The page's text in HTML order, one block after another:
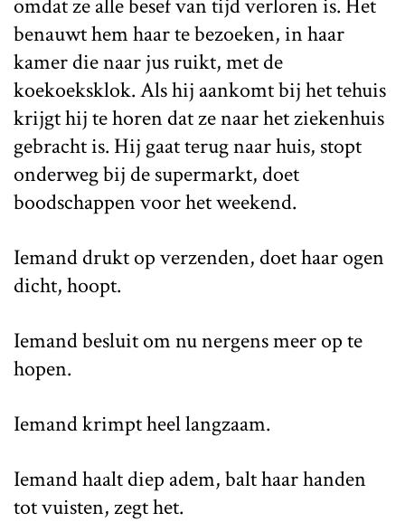
benauwt hem haar te bezoeken, in haar
kamer die naar jus ruikt, met de
koekoeksklok. Als hij aankomt bij het tehuis
krijgt hij te horen dat ze naar het ziekenhuis
gebracht is. Hij gaat terug naar huis, stopt
onderweg bij de supermarkt, doet
boodschappen voor het weekend.
Iemand drukt op verzenden, doet haar ogen
dicht, hoopt.
Iemand besluit om nu nergens meer op te
hopen.
Iemand krimpt heel langzaam.
Iemand haalt diep adem, balt haar handen
tot vuisten, zegt het.